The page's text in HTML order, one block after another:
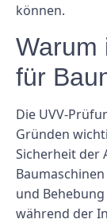
können.
Warum
für
Die UVV-
Gründen
Sicherheit der
und
während der